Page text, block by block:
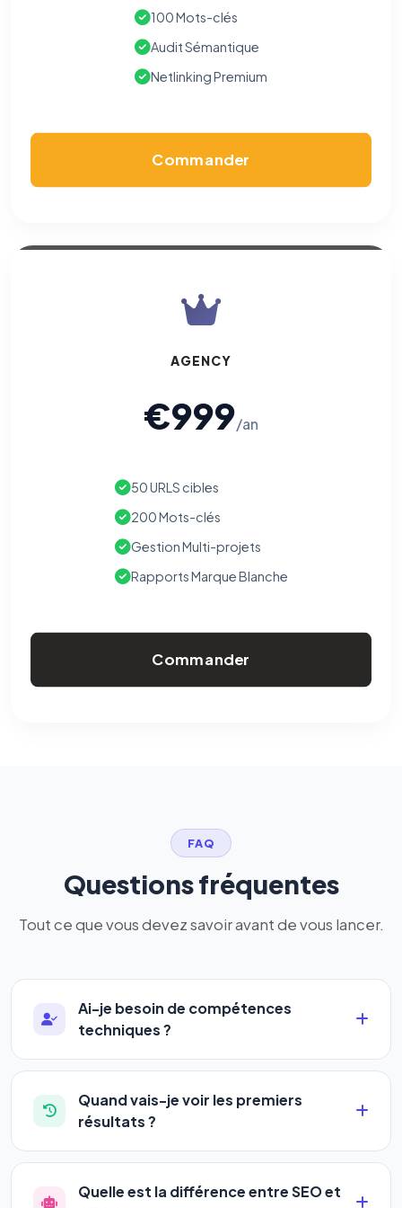
100 Mots-clés
Audit Sémantique
Netlinking Premium
Commander
AGENCY
€999/an
50 URLS cibles
200 Mots-clés
Gestion Multi-projets
Rapports Marque Blanche
Commander
FAQ
Questions fréquentes
Tout ce que vous devez savoir avant de vous lancer.
Ai-je besoin de compétences
techniques ?
Absolument pas. Notre logiciel a été conçu pour
être accessible àtous les profils: artisans,
commerçants, auto-entrepreneurs, PME ou
complexe — vous renseignez l'adresse de votre
site, décrivez votre activité, et le logiciel gère tout
Quand vais-je voir les premiers
résultats ?
La plupart de nos utilisateurs observent une
amélioration de leur positionnement en4 à 6
Quelle est la différence entre SEO et